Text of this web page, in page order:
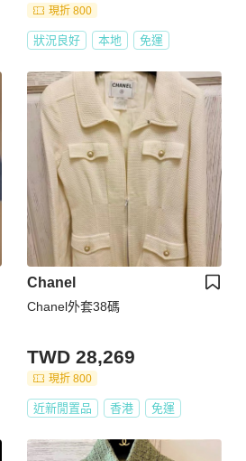
現折 800
狀況良好 本地 免運
Chanel
Chanel外套38碼
TWD 28,269
現折 800
近新閒置品 香港 免運